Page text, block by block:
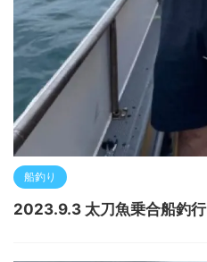
船釣り
2023.9.3 太刀魚乗合船釣行